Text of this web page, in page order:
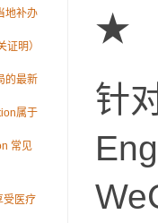
★
针
地补办
明）
的最新
属于
常见
受医疗